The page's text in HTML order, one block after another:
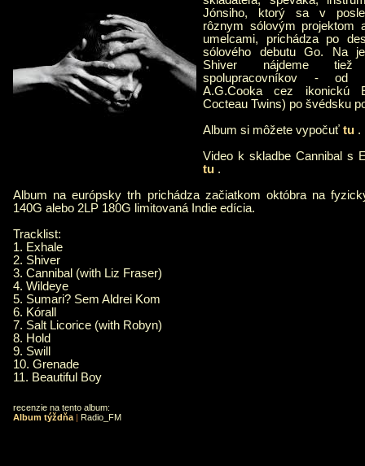
Jónsiho, ktorý sa v
rôznym sólovým projektom
umelcami, prichádza po
sólového debutu Go. Na
Shiver nájdeme tiež
spolupracovníkov - od
A.G.Cooka cez ikonickú
Cocteau Twins) po švédsku
Album si môžete vypočuť tu .
Video k skladbe Cannibal s
tu .
Album na európsky trh prichádza začiatkom októbra na
140G alebo 2LP 180G limitovaná Indie edícia.
Tracklist:
1. Exhale
2. Shiver
3. Cannibal (with Liz Fraser)
4. Wildeye
5. Sumari? Sem Aldrei Kom
6. Kórall
7. Salt Licorice (with Robyn)
8. Hold
9. Swill
10. Grenade
11. Beautiful Boy
recenzie na tento album:
Album týždňa | Radio_FM